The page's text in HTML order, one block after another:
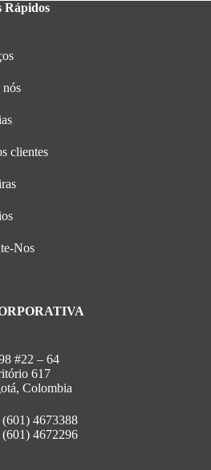
Rápidos
nós
clientes
Nos
#22 – 64
617
Colombia
4673388
4672296